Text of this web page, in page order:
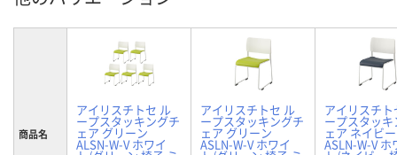
商品名
アイリスチトセ ル
ープスタッキングチ
ェア グリーン
ALSN-W-V ホワイ
アイリスチトセ ル
ープスタッキングチ
ェア グリーン
ASLN-W-V ホワイ
アイリスチト
ープスタッ
ェア ネイビー
ASLN-W-V ホ